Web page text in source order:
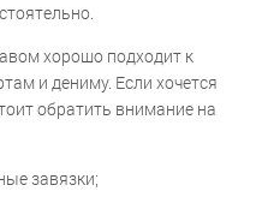
хорошо подходит к
и дениму. Если хочется
обратить внимание на
завязки;